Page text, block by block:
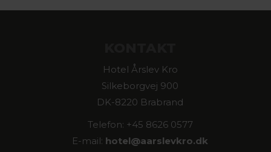
Hotel Årslev Kro
Silkeborgvej 900
DK-8220 Brabrand
Telefon: +45 8626 0577
E-mail: hotel@aarslevkro.dk